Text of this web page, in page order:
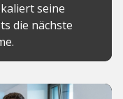
seine
die nächste